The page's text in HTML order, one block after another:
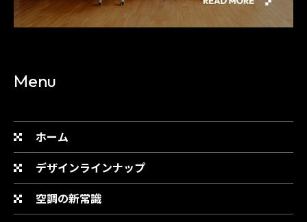
Menu
ホーム
デザインラインナップ
空調の新常識